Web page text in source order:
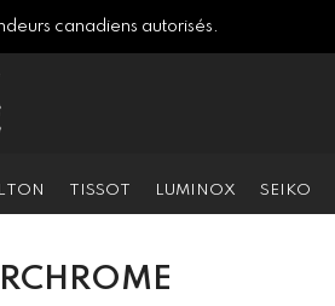
canadiens autorisés.
TISSOT LUMINOX SEIKO